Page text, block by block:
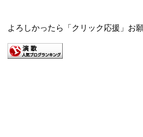
よろしかったら「クリック応援」お